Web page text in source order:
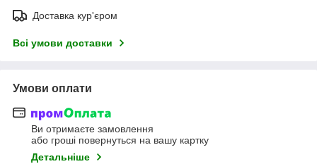
Доставка кур'єром
Всі умови доставки
Умови оплати
Ви отримаєте замовлення
або гроші повернуться на вашу картку
Детальніше